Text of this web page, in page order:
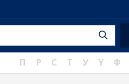
П Р С Т У Ү Ф